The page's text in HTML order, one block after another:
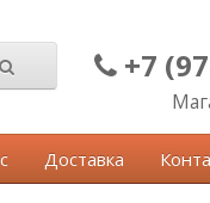
+7
Доставка